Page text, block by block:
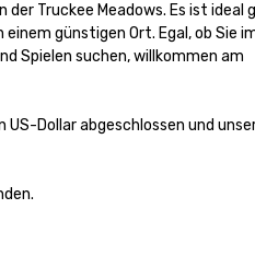
Truckee Meadows. Es ist ideal
günstigen Ort. Egal, ob Sie
Spielen suchen, willkommen am
Dollar abgeschlossen und